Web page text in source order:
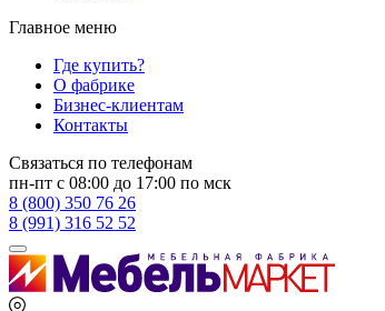
Главное меню
Где купить?
О фабрике
Бизнес-клиентам
Контакты
Связаться по телефонам
пн-пт с 08:00 до 17:00 по мск
8 (800) 350 76 26
8 (991) 316 52 52